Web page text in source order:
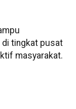
di tingkat pusat
masyarakat.